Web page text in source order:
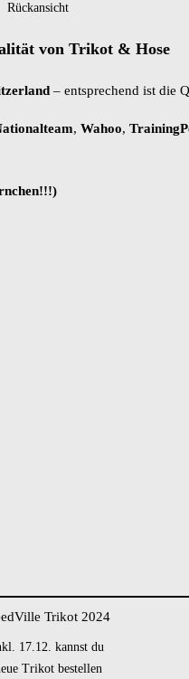
Rückansicht
von Trikot & Hose
– entsprechend ist die
, Wahoo,
17.12. kannst du
Trikot bestellen